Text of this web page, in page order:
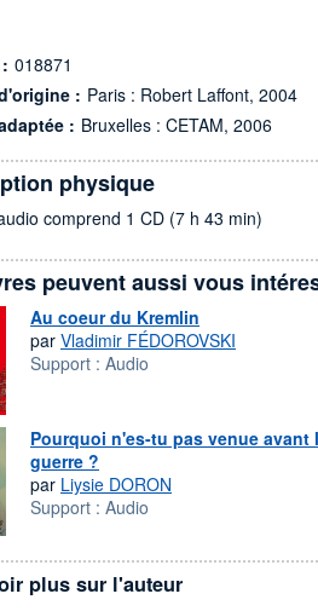
018871
: Paris : Robert Laffont, 2004
: Bruxelles : CETAM, 2006
physique
comprend 1 CD (7 h 43 min)
peuvent aussi vous
Au coeur du Kremlin
par Vladimir FÉDOROVSKI
Support : Audio
Pourquoi n'es-tu pas venue avant
guerre ?
par Liysie DORON
Support : Audio
plus sur l'auteur